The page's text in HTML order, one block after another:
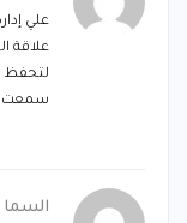
علي
علاقة
لتحفظ
سمعت
السما